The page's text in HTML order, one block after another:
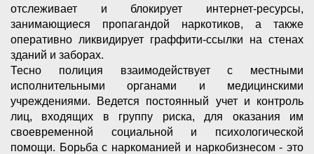
отслеживает и блокирует интернет-ресурсы,
занимающиеся пропагандой наркотиков, а также
оперативно ликвидирует граффити-ссылки на стенах
зданий и заборах.
Тесно полиция взаимодействует с местными
исполнительными органами и медицинскими
учреждениями. Ведется постоянный учет и контроль
лиц, входящих в группу риска, для оказания им
своевременной социальной и психологической
помощи. Борьба с наркоманией и наркобизнесом - это